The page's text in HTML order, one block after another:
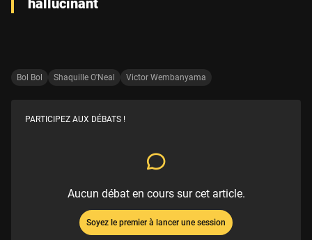
Bol Bol Shaquille O'Neal Victor Wembanyama
PARTICIPEZ AUX DÉBATS !
Aucun débat en cours sur cet article.
Soyez le premier à lancer une session